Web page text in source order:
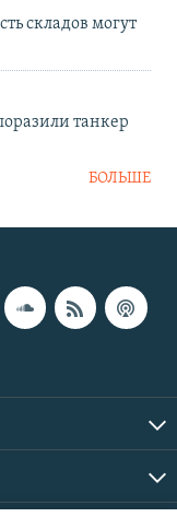
складов могут
танкер
БОЛЬШЕ